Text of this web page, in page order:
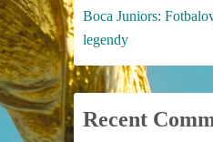
Boca Juniors:
legendy
Recent